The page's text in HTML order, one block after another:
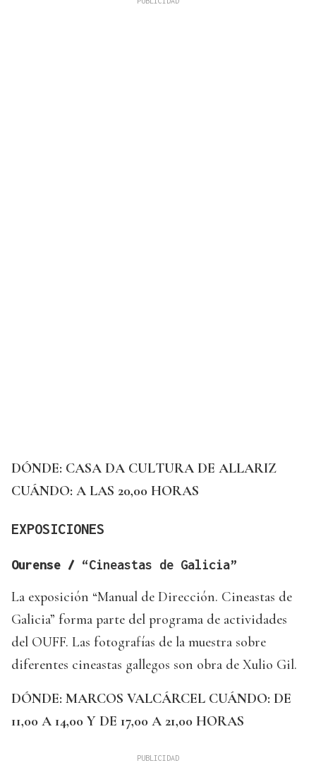
DÓNDE: CASA DA CULTURA DE ALLARIZ
CUÁNDO: A LAS 20,00 HORAS
EXPOSICIONES
Ourense / “Cineastas de Galicia”
La exposición “Manual de Dirección. Cineastas de
Galicia” forma parte del programa de actividades
del OUFF. Las fotografías de la muestra sobre
diferentes cineastas gallegos son obra de Xulio Gil.
DÓNDE: MARCOS VALCÁRCEL CUÁNDO: DE
11,00 A 14,00 Y DE 17,00 A 21,00 HORAS